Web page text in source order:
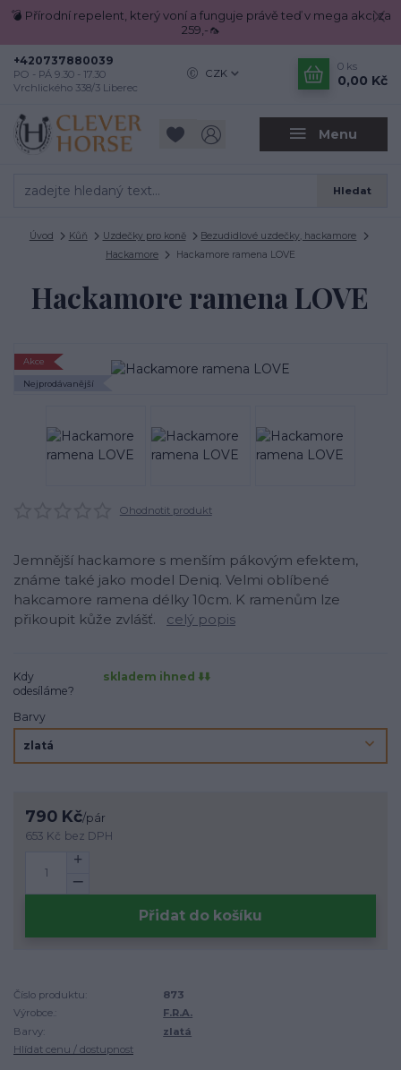
💣 Přírodní repelent, který voní a funguje právě teď v mega akci za
259,-🦟
Menu
CZK
Hledat
+420737880039
PO - PÁ 9.30 - 17.30
Vrchlického 338/3 Liberec
0 ks
0,00 Kč
Úvod Kůň Uzdečky pro koně
Bezudidlové uzdečky, hackamore
Hackamore
Hackamore ramena LOVE
Hackamore ramena LOVE
Akce
Nejprodávanější
Ohodnotit produkt
Jemnější hackamore s menším pákovým efektem,
známe také jako model Deniq. Velmi oblíbené
hakcamore ramena délky 10cm. K ramenům lze
přikoupit kůže zvlášť. celý popis
Kdy
odesíláme?
skladem ihned ⬇️⬇️
Barvy
790 Kč/pár
653 Kč bez DPH
Přidat do košíku
Číslo produktu:
873
Výrobce.:
F.R.A.
Barvy:
zlatá
Hlídat cenu / dostupnost